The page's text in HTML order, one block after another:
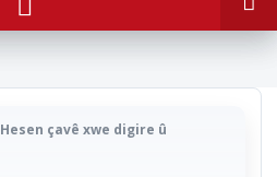
Hesen çavê xwe digire û